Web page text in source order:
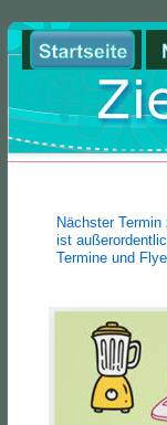
Nächster
ist
Termine und